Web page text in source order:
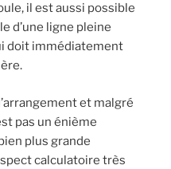
il est aussi possible
d’une ligne pleine
doit immédiatement
et malgré
pas un énième
plus grande
calculatoire très